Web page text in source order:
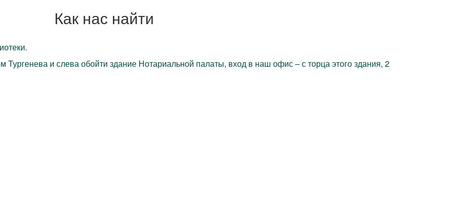
Как нас найти
Тургенева и слева обойти здание Нотариальной палаты, вход в наш офис – с торца этого здания, 2